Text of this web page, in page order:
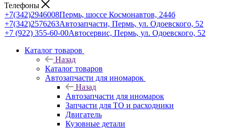
Телефоны
+7(342)2946008Пермь, шоссе Космонавтов, 244б
+7(342)2576263Автозапчасти, Пермь, ул. Одоевского, 52
+7 (922) 355-60-00Автосервис, Пермь, ул. Одоевского, 52
Каталог товаров
Назад
Каталог товаров
Автозапчасти для иномарок
Назад
Автозапчасти для иномарок
Запчасти для ТО и расходники
Двигатель
Кузовные детали